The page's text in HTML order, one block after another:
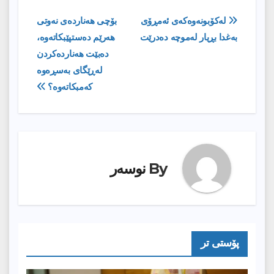
ڕێدۆزیی
بابەت
بۆچی هەناردەی نەوتی
هەرێم دەستپێبکاتەوە،
دەبێت هەناردەکردن
لەڕێگای بەسڕەوە
کەمبکاتەوە؟
له‌كۆبونه‌وه‌كه‌ى ئه‌مڕۆى
به‌غدا بڕیار له‌موچه‌ ده‌درێت
By نوسەر
پۆستى تر